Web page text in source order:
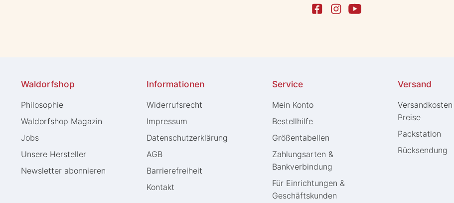
Waldorfshop
Philosophie
Waldorfshop Magazin
Jobs
Unsere Hersteller
Newsletter abonnieren
Informationen
Widerrufs­recht
Impressum
Daten­schutz­erklärung
AGB
Barrierefreiheit
Kontakt
Service
Mein Konto
Bestellhilfe
Größentabellen
Zahlungsarten &
Bankverbindung
Für Einrichtungen &
Geschäftskunden
Versand
Versandkosten
Preise
Packstation
Rücksendung